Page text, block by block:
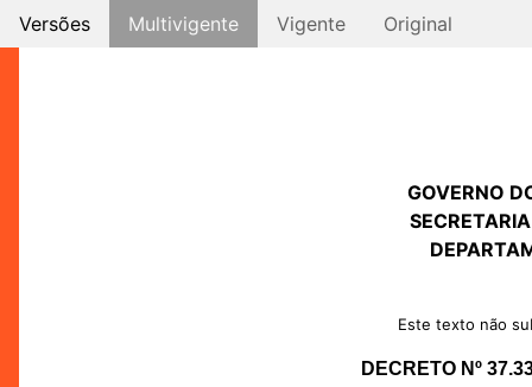
Versões Multivigente Vigente Original
GOVERNO
Este texto não
DECRETO Nº